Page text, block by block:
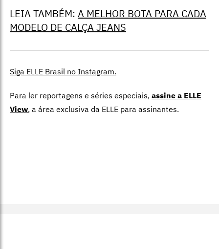
LEIA TAMBÉM: A MELHOR BOTA PARA CADA
MODELO DE CALÇA JEANS
Siga ELLE Brasil no Instagram.
Para ler reportagens e séries especiais, assine a ELLE
View, a área exclusiva da ELLE para assinantes.